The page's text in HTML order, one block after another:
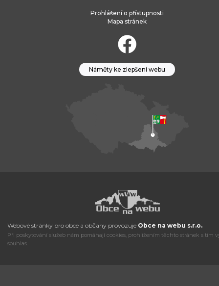
Prohlášení o přístupnosti
Mapa stránek
Náměty ke zlepšení webu
Webové stránky pro obce a občany provozuje Obce na webu s.r.o.
Při poskytování služeb nám pomáhají cookies, prohlížením těchto stránek s tím
souhlas.